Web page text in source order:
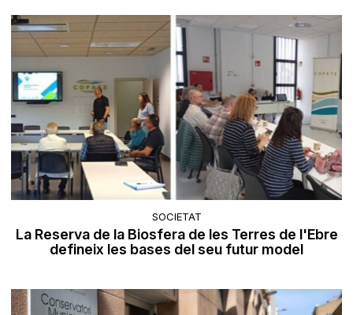
SOCIETAT
La Reserva de la Biosfera de les Terres de l'Ebre
defineix les bases del seu futur model